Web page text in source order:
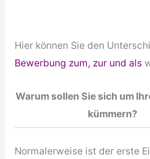
Hier können Sie den
Bewerbung zum, zur und als
Warum sollen Sie sich um
kümmern?
Normalerweise ist der erste